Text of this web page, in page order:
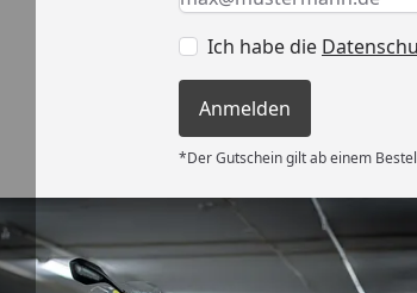
Ich habe die
Anmelden
*Der Gutschein gilt ab einem